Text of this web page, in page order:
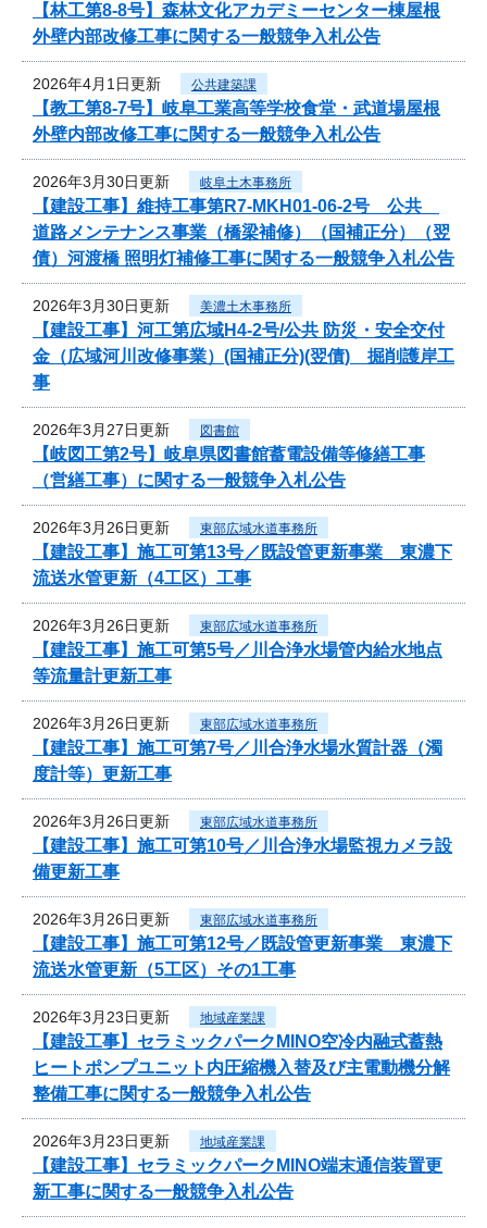
【林工第8-8号】森林文化アカデミーセンター棟屋根
外壁内部改修工事に関する一般競争入札公告
2026年4月1日更新 公共建築課
【教工第8-7号】岐阜工業高等学校食堂・武道場屋根
外壁内部改修工事に関する一般競争入札公告
2026年3月30日更新 岐阜土木事務所
【建設工事】維持工事第R7-MKH01-06-2号 公共
道路メンテナンス事業（橋梁補修）（国補正分）（翌
債）河渡橋 照明灯補修工事に関する一般競争入札公告
2026年3月30日更新 美濃土木事務所
【建設工事】河工第広域H4-2号/公共 防災・安全交付
金（広域河川改修事業）(国補正分)(翌債) 掘削護岸工
事
2026年3月27日更新 図書館
【岐図工第2号】岐阜県図書館蓄電設備等修繕工事
（営繕工事）に関する一般競争入札公告
2026年3月26日更新 東部広域水道事務所
【建設工事】施工可第13号／既設管更新事業 東濃下
流送水管更新（4工区）工事
2026年3月26日更新 東部広域水道事務所
【建設工事】施工可第5号／川合浄水場管内給水地点
等流量計更新工事
2026年3月26日更新 東部広域水道事務所
【建設工事】施工可第7号／川合浄水場水質計器（濁
度計等）更新工事
2026年3月26日更新 東部広域水道事務所
【建設工事】施工可第10号／川合浄水場監視カメラ設
備更新工事
2026年3月26日更新 東部広域水道事務所
【建設工事】施工可第12号／既設管更新事業 東濃下
流送水管更新（5工区）その1工事
2026年3月23日更新 地域産業課
【建設工事】セラミックパークMINO空冷内融式蓄熱
ヒートポンプユニット内圧縮機入替及び主電動機分解
整備工事に関する一般競争入札公告
2026年3月23日更新 地域産業課
【建設工事】セラミックパークMINO端末通信装置更
新工事に関する一般競争入札公告